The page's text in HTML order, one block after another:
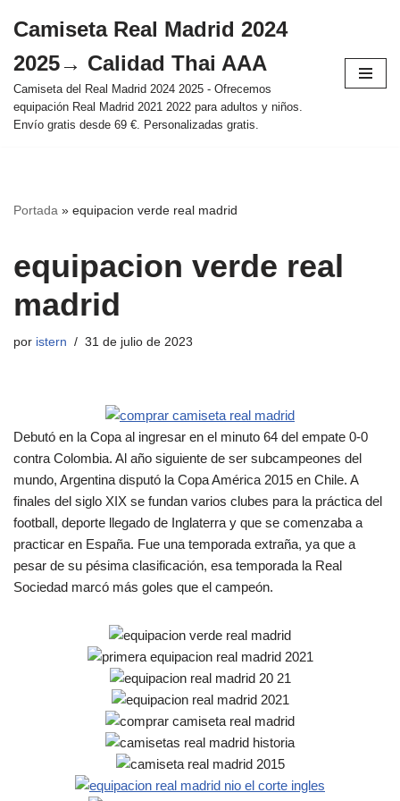
al
contenido
Camiseta Real Madrid 2024
2025→ Calidad Thai AAA
Camiseta del Real Madrid 2024 2025 - Ofrecemos
equipación Real Madrid 2021 2022 para adultos y niños.
Envío gratis desde 69 €. Personalizadas gratis.
Portada » equipacion verde real madrid
equipacion verde real
madrid
por istern 31 de julio de 2023
Debutó en la Copa al ingresar en el minuto 64 del empate 0-0
contra Colombia. Al año siguiente de ser subcampeones del
mundo, Argentina disputó la Copa América 2015 en Chile. A
finales del siglo XIX se fundan varios clubes para la práctica del
football, deporte llegado de Inglaterra y que se comenzaba a
practicar en España. Fue una temporada extraña, ya que a
pesar de su pésima clasificación, esa temporada la Real
Sociedad marcó más goles que el campeón.